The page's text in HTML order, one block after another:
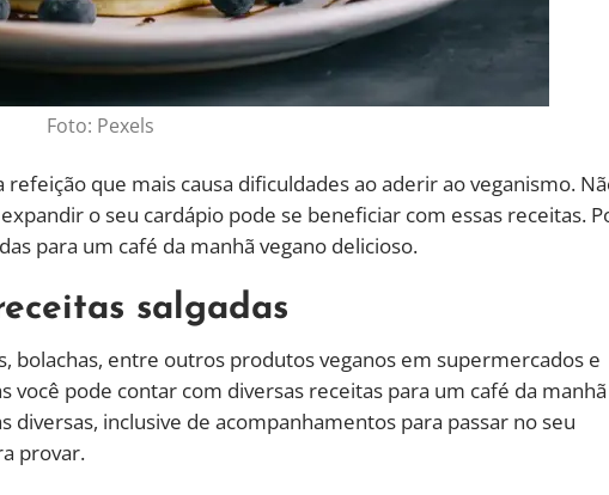
Foto: Pexels
que mais causa dificuldades ao aderir ao veganismo.
o seu cardápio pode se beneficiar com essas receitas.
para um café da manhã vegano delicioso.
salgadas
bolachas, entre outros produtos veganos em supermercados e
você pode contar com diversas receitas para um café da manhã
diversas, inclusive de acompanhamentos para passar no seu
provar.